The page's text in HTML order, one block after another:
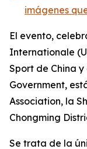
imágenes
El evento,
Internationale
Sport de China
Government,
Association, la
Chongming
Se trata de la